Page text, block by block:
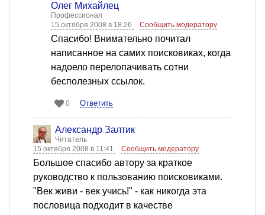
Олег Михайлец
Профессионал
15 октября 2008 в 18:26
Сообщить модератору
Спасибо! Внимательно почитал
написанное на самих поисковиках, когда
надоело перелопачивать сотни
бесполезных ссылок.
0 Ответить
Александр Залтик
Читатель
15 октября 2008 в 11:41
Сообщить модератору
Большое спасибо автору за краткое
руководство к пользованию поисковиками.
"Век живи - век учись!" - как никогда эта
пословица подходит в качестве